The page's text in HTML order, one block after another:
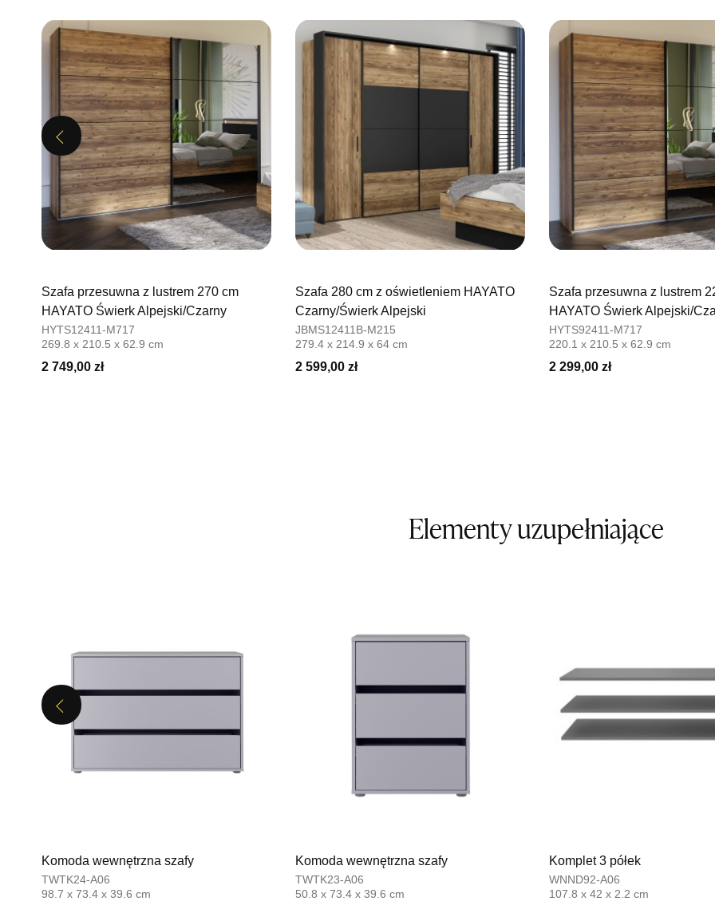
Nr tel.
Adres e-
Godziny
Pn-Pt:
SALON
Salon
UL.PLAC
76-200
Nr tel.
Adres e-
Godziny
SALON
Salon
66-600
78-600
Pn-Pt:
83-340
Nr tel.
SALON
Previous
Szafa przesuwna z lustrem 270 cm
HAYATO Świerk Alpejski/Czarny
HYTS12411-M717
269.8 x 210.5 x 62.9 cm
2 749,00 zł
Szafa 280 cm z oświetleniem HAYATO
Czarny/Świerk Alpejski
JBMS12411B-M215
279.4 x 214.9 x 64 cm
2 599,00 zł
Szafa przesuwna z lustrem
HAYATO Świerk Alpejski/
HYTS92411-M717
220.1 x 210.5 x 62.9 cm
2 299,00 zł
Elementy uzupełniające
Previous
Komoda wewnętrzna szafy
TWTK24-A06
98.7 x 73.4 x 39.6 cm
Komoda wewnętrzna szafy
TWTK23-A06
50.8 x 73.4 x 39.6 cm
Komplet 3 półek
WNND92-A06
107.8 x 42 x 2.2 cm